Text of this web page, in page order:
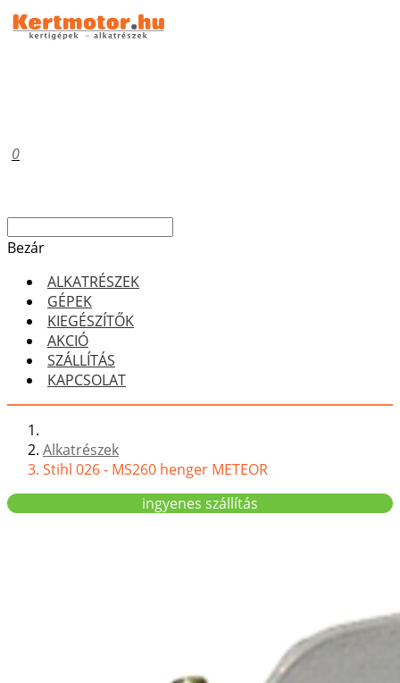
0
Bezár
ALKATRÉSZEK
GÉPEK
KIEGÉSZÍTŐK
AKCIÓ
SZÁLLÍTÁS
KAPCSOLAT
Alkatrészek
Stihl 026 - MS260 henger METEOR
ingyenes szállítás